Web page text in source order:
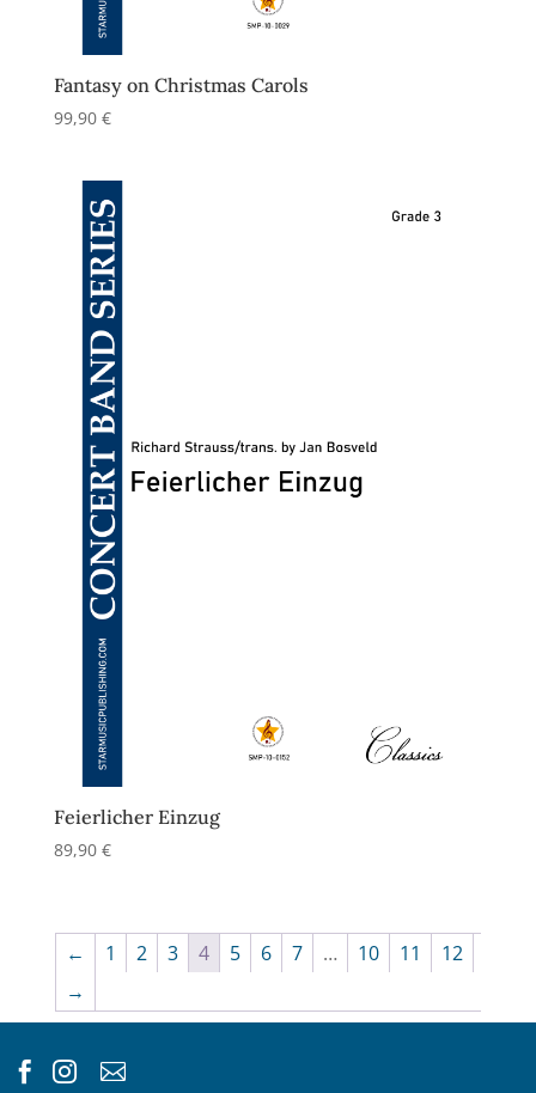
Fantasy on Christmas Carols
99,90 €
Feierlicher Einzug
89,90 €
← 1 2 3 4 5 6 7 … 10 11
12
→
  